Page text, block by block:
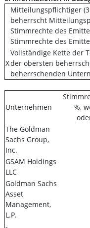
Mitteilungspflichtiger
beherrscht
Stimmrechte des
Stimmrechte des
X
Vollständige Kette der
der obersten
beherrschenden
Unternehmen
%,
The Goldman
Sachs Group,
Inc.
GSAM Holdings
LLC
Goldman Sachs
Asset
Management,
L.P.